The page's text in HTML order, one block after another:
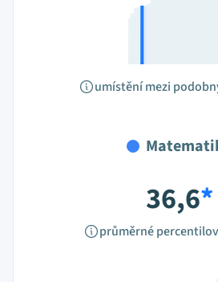
umístění mezi
36,6*
průměrné